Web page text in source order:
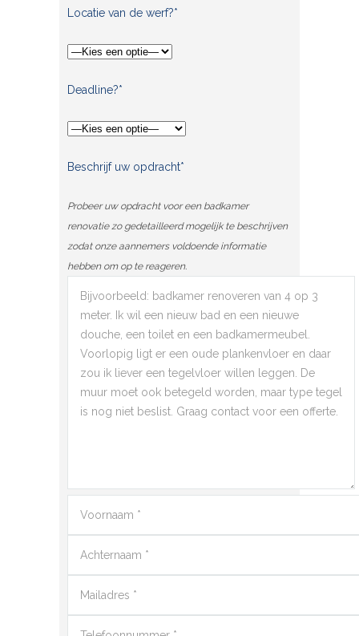
Locatie van de werf?*
Deadline?*
Beschrijf uw opdracht*
Probeer uw opdracht voor een badkamer
renovatie zo gedetailleerd mogelijk te beschrijven
zodat onze aannemers voldoende informatie
hebben om op te reageren.